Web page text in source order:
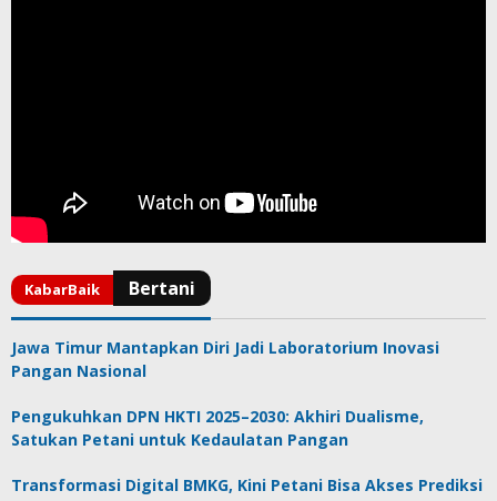
Jawa Timur Mantapkan Diri Jadi Laboratorium Inovasi
Pangan Nasional
Pengukuhkan DPN HKTI 2025–2030: Akhiri Dualisme,
Satukan Petani untuk Kedaulatan Pangan
Transformasi Digital BMKG, Kini Petani Bisa Akses Prediksi